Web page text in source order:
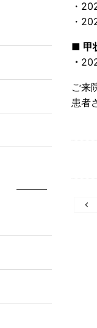
・
・
■ 甲
・
ご来
患者
投